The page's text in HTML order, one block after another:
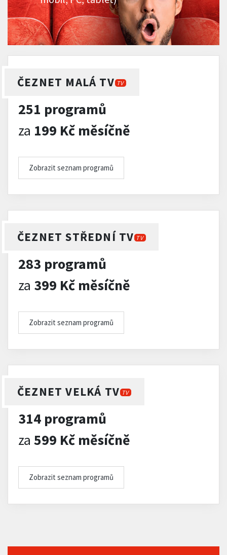
ČEZNET MALÁ TV TV
251 programů
za 199 Kč měsíčně
Zobrazit seznam programů
ČEZNET STŘEDNÍ TV TV
283 programů
za 399 Kč měsíčně
Zobrazit seznam programů
ČEZNET VELKÁ TV TV
314 programů
za 599 Kč měsíčně
Zobrazit seznam programů